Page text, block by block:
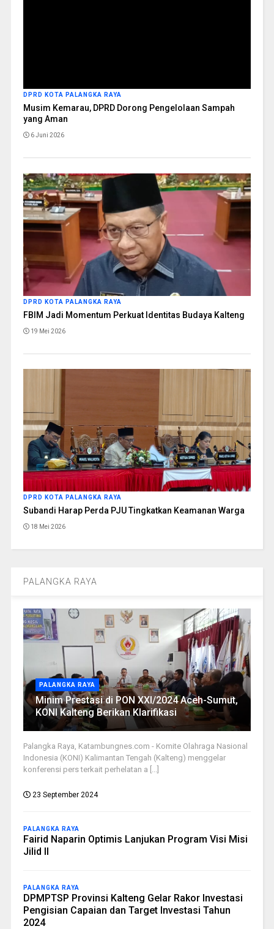
DPRD KOTA PALANGKA RAYA
Musim Kemarau, DPRD Dorong Pengelolaan Sampah
yang Aman
6 Juni 2026
DPRD KOTA PALANGKA RAYA
FBIM Jadi Momentum Perkuat Identitas Budaya Kalteng
19 Mei 2026
DPRD KOTA PALANGKA RAYA
Subandi Harap Perda PJU Tingkatkan Keamanan Warga
18 Mei 2026
PALANGKA RAYA
PALANGKA RAYA
Minim Prestasi di PON XXI/2024 Aceh-Sumut,
KONI Kalteng Berikan Klarifikasi
Palangka Raya, Katambungnes.com - Komite Olahraga Nasional
Indonesia (KONI) Kalimantan Tengah (Kalteng) menggelar
konferensi pers terkait perhelatan a [...]
23 September 2024
PALANGKA RAYA
Fairid Naparin Optimis Lanjukan Program Visi Misi
Jilid II
PALANGKA RAYA
DPMPTSP Provinsi Kalteng Gelar Rakor Investasi
Pengisian Capaian dan Target Investasi Tahun
2024